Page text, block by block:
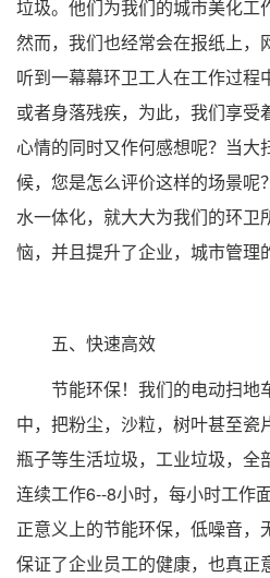
垃圾。他们为我们的城市美化工
然而，我们也经常会在报纸上，
听到一幕幕环卫工人在工作过程
或者身落残疾，为此，我们享受
心情的同时又作何感想呢？当大
候，您是怎么评价这样的场景呢
水一体化，就大大为我们的环卫
恼，并且提升了企业，城市管理
五、快速高效
节能环保！我们的电动扫地
中，把粉尘，沙粒，树叶甚至瓷
瓶子等生活垃圾，工业垃圾，全
连续工作6--8小时，每小时工作
正意义上的节能环保，低噪音，
保证了企业员工的健康，也真正